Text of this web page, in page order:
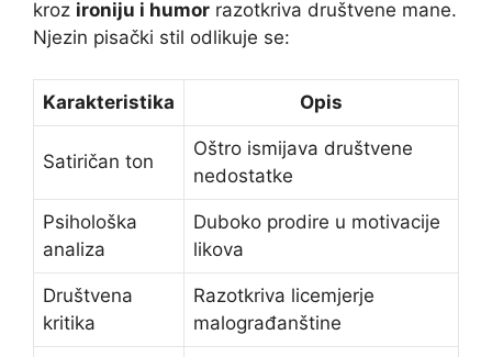
kroz ironiju i humor razotkriva društvene mane.
Njezin pisački stil odlikuje se:
Karakteristika Opis
Satiričan ton
Oštro ismijava društvene
nedostatke
Psihološka
analiza
Duboko prodire u motivacije
likova
Društvena
kritika
Razotkriva licemjerje
malograđanštine